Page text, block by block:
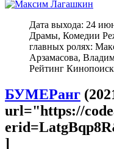
Дата выхода: 24
Драмы, Комедии
главных ролях:
Арзамасова,
Рейтинг
БУМЕРанг
url="https://
]